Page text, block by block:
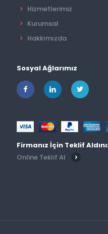
Hizmetlerimiz
Kurumsal
Hakkımızda
Sosyal Ağlarımız
Firmanız İçin Teklif
Online Teklif Al